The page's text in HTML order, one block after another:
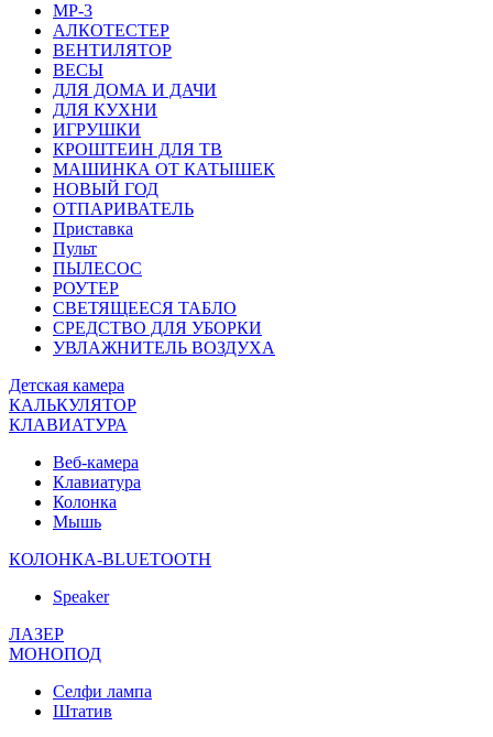
MP-3
АЛКОТЕСТЕР
ВЕНТИЛЯТОР
ВЕСЫ
ДЛЯ ДОМА И ДАЧИ
ДЛЯ КУХНИ
ИГРУШКИ
КРОШТЕИН ДЛЯ ТВ
МАШИНКА ОТ КАТЫШЕК
НОВЫЙ ГОД
ОТПАРИВАТЕЛЬ
Приставка
Пульт
ПЫЛЕСОС
РОУТЕР
СВЕТЯЩЕЕСЯ ТАБЛО
СРЕДСТВО ДЛЯ УБОРКИ
УВЛАЖНИТЕЛЬ ВОЗДУХА
Детская камера
КАЛЬКУЛЯТОР
КЛАВИАТУРА
Веб-камера
Клавиатура
Колонка
Мышь
КОЛОНКА-BLUETOOTH
Speaker
ЛАЗЕР
МОНОПОД
Селфи лампа
Штатив